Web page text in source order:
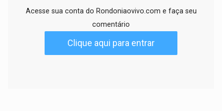
Acesse sua conta do Rondoniaovivo.com e faça seu
comentário
Clique aqui para entrar